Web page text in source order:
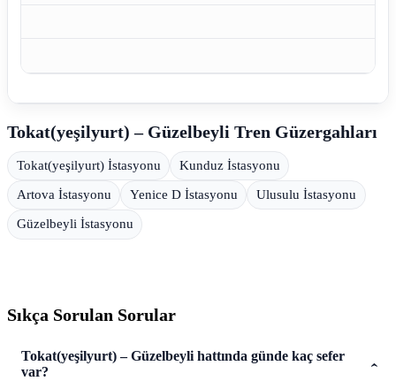
Tokat(yeşilyurt) – Güzelbeyli Tren Güzergahları
Tokat(yeşilyurt) İstasyonu Kunduz İstasyonu
Artova İstasyonu Yenice D İstasyonu Ulusulu İstasyonu
Güzelbeyli İstasyonu
Sıkça Sorulan Sorular
Tokat(yeşilyurt) – Güzelbeyli hattında günde kaç sefer
var?